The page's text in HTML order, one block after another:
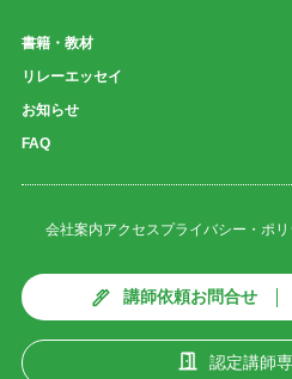
書籍・教材
リレーエッセイ
お知らせ
FAQ
会社案内アクセスプライバシー・ポリ
講師依頼お問合せ
認定講師